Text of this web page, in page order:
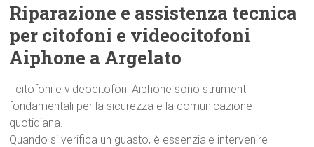
Riparazione e assistenza tecnica
per citofoni e videocitofoni
Aiphone a Argelato
I citofoni e videocitofoni Aiphone sono strumenti
fondamentali per la sicurezza e la comunicazione
quotidiana.
Quando si verifica un guasto, è essenziale intervenire